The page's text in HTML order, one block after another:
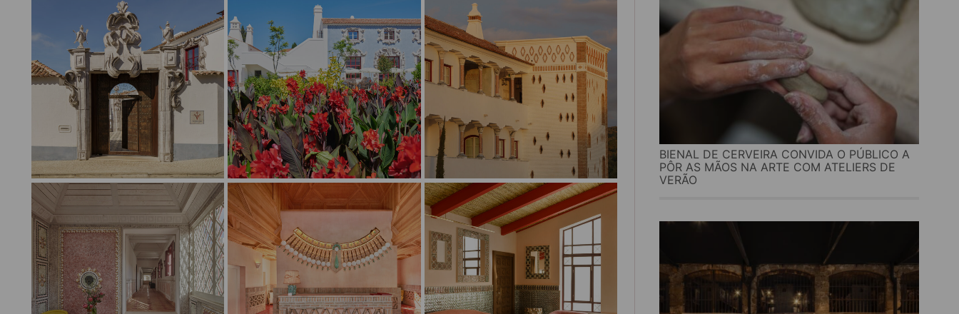
BIENAL DE CERVEIRA CONVIDA O PÚBLICO A
PÔR AS MÃOS NA ARTE COM ATELIERS DE
VERÃO